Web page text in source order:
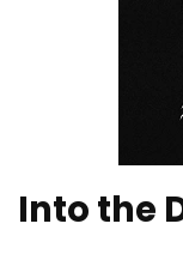
Into the